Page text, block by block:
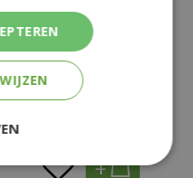
CADEAUKAART 100
EURO
+